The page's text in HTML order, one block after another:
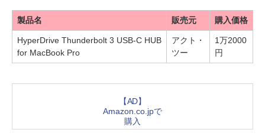
製品名 販売元 購入価格
HyperDrive Thunderbolt 3 USB-C HUB
for MacBook Pro
アクト・
ツー
1万2000
円
【AD】
Amazon.co.jpで
購入